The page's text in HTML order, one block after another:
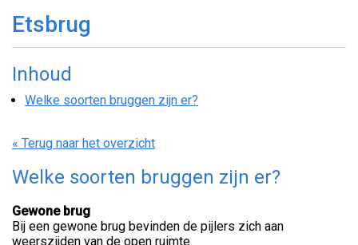
Etsbrug
Inhoud
Welke soorten bruggen zijn er?
« Terug naar het overzicht
Welke soorten bruggen zijn er?
Gewone brug
Bij een gewone brug bevinden de pijlers zich aan
weerszijden van de open ruimte.